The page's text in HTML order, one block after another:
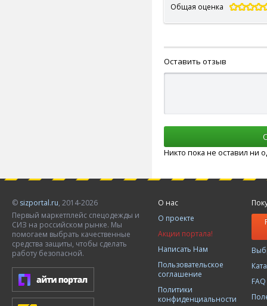
Общая оценка
Оставить отзыв
Никто пока не оставил ни
© sizportal.ru, 2014-2026
Первый маркетплейс спецодежды и
СИЗ на российском рынке. Мы
помогаем выбрать качественные
средства защиты, чтобы сделать
работу безопасной.
О нас
О проекте
Акции портала!
Написать Нам
Пользовательское
соглашение
Политики
конфиденциальности
FAQ